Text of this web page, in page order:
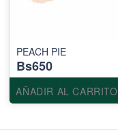
PEACH PIE
Bs650
AÑADIR AL CARRITO